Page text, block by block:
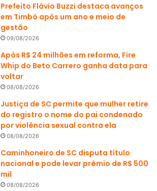
Prefeito Flávio Buzzi destaca avanços
em Timbó após um ano e meio de
gestão
09/08/2026
Após R$ 24 milhões em reforma, Fire
Whip do Beto Carrero ganha data para
voltar
08/08/2026
Justiça de SC permite que mulher retire
do registro o nome do pai condenado
por violência sexual contra ela
08/08/2026
Caminhoneiro de SC disputa título
nacional e pode levar prêmio de R$ 500
mil
08/08/2026